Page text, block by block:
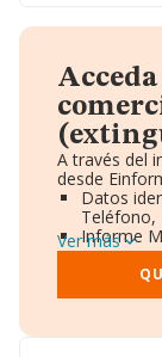
A través del
desde
Datos
Teléfono,
Informe
Gráficos
Consejo
Ver más